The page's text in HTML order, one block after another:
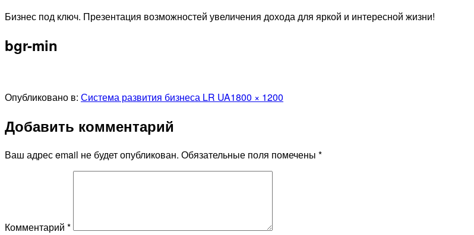
Перейти
содержимому
Бизнес под ключ. Презентация возможностей увеличения дохода для яркой и интересной жизни!
bgr-min
Опубликовано в: Система развития бизнеса LR UAПолный
1800 × 1200
Добавить комментарий
Ваш адрес email не будет опубликован. Обязательные поля помечены *
Комментарий *